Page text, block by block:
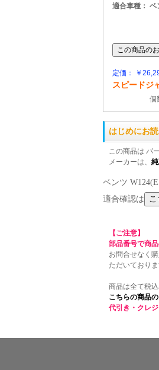
適合車種：
定価： ￥
スピードジ
個
はじめにお
この商品は パ
メーカーは、
ベンツ
適合確認は
【ご注意】
部品番号で商
お問合せなく
ただいておりま
商品は全て税
こちらの商品
代引き・クレ